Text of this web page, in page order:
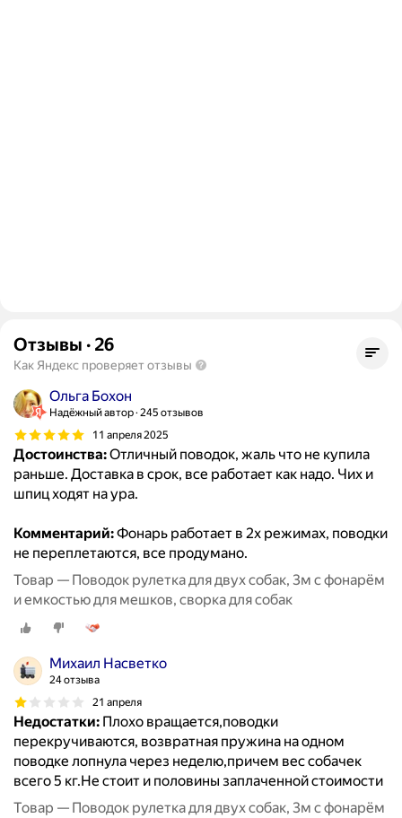
Отзывы · 26
Как Яндекс проверяет отзывы
Ольга Бохон
Надёжный автор 245 отзывов
11 апреля 2025
Достоинства:Отличный поводок, жаль что не купила
раньше. Доставка в срок, все работает как надо. Чих и
шпиц ходят на ура.
Комментарий:Фонарь работает в 2х режимах, поводки
не переплетаются, все продумано.
Товар — Поводок рулетка для двух собак, 3м с фонарём
и емкостью для мешков, сворка для собак
Михаил Насветко
24 отзыва
21 апреля
Недостатки: Плохо вращается,поводки
перекручиваются, возвратная пружина на одном
поводке лопнула через неделю,причем вес собачек
всего 5 кг.Не стоит и половины заплаченной стоимости
Товар — Поводок рулетка для двух собак, 3м с фонарём